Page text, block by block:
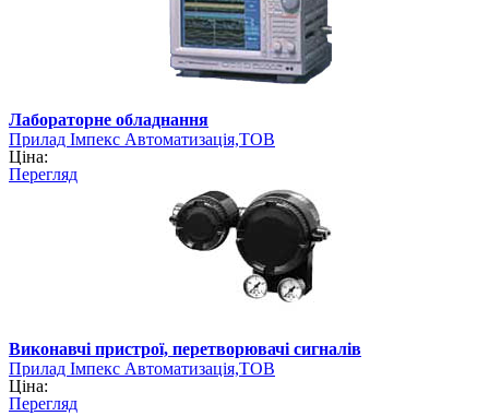
Лабораторне обладнання
Прилад Імпекс Автоматизація,ТОВ
Ціна:
Перегляд
Виконавчі пристрої, перетворювачі сигналів
Прилад Імпекс Автоматизація,ТОВ
Ціна:
Перегляд